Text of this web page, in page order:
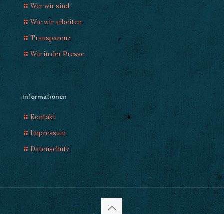
Wer wir sind
Wie wir arbeiten
Transparenz
Wir in der Presse
Informationen
Kontakt
Impressum
Datenschutz